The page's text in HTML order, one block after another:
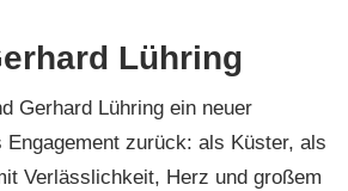
Lühring
Gerhard Lühring ein neuer
zurück: als Küster, als
Verlässlichkeit, Herz und großem